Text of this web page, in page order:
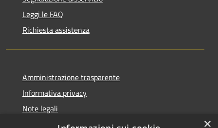
Leggi le FAQ
Richiesta assistenza
Amministrazione trasparente
Informativa privacy
Note legali
Dichiarazione di accessibilità
×